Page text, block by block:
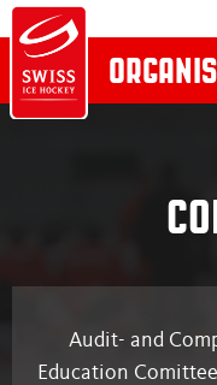
ORGANIGRAMME
Verwaltungsrat
Audit- and
Education